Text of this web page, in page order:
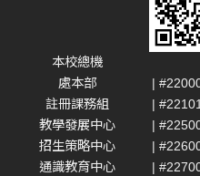
本校總機
處本部
|
註冊課務組
|
教學發展中心
|
招生策略中心
|
通識教育中心
|